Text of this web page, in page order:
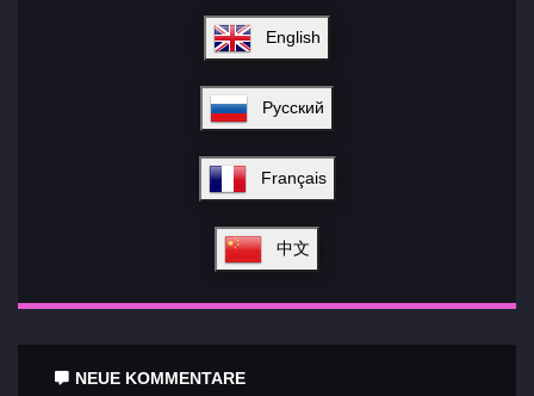
English
Русский
Français
中文
NEUE KOMMENTARE